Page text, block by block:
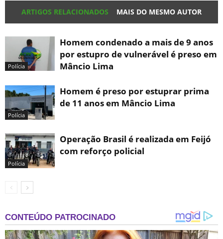
ARTIGOS RELACIONADOS MAIS DO MESMO AUTOR
Polícia
Homem condenado a mais de 9 anos
por estupro de vulnerável é preso em
Mâncio Lima
Polícia
Homem é preso por estuprar prima
de 11 anos em Mâncio Lima
Polícia
Operação Brasil é realizada em Feijó
com reforço policial